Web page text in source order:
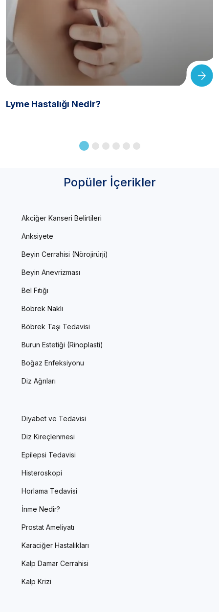
Lyme Hastalığı Nedir?
Popüler İçerikler
Akciğer Kanseri Belirtileri
Anksiyete
Beyin Cerrahisi (Nörojirürji)
Beyin Anevrizması
Bel Fıtığı
Böbrek Nakli
Böbrek Taşı Tedavisi
Burun Estetiği (Rinoplasti)
Boğaz Enfeksiyonu
Diz Ağrıları
Diyabet ve Tedavisi
Diz Kireçlenmesi
Epilepsi Tedavisi
Histeroskopi
Horlama Tedavisi
İnme Nedir?
Prostat Ameliyatı
Karaciğer Hastalıkları
Kalp Damar Cerrahisi
Kalp Krizi